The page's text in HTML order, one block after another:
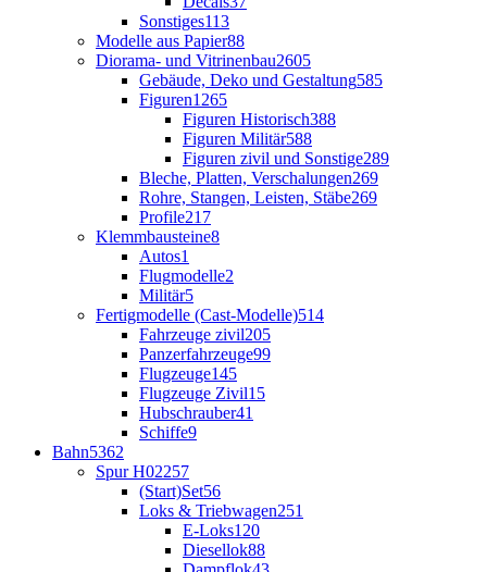
Sonstiges113
Modelle aus Papier88
Diorama- und Vitrinenbau2605
Gebäude, Deko und Gestaltung585
Figuren1265
Figuren Historisch388
Figuren Militär588
Figuren zivil und Sonstige289
Bleche, Platten, Verschalungen269
Rohre, Stangen, Leisten, Stäbe269
Profile217
Klemmbausteine8
Autos1
Flugmodelle2
Militär5
Fertigmodelle (Cast-Modelle)514
Fahrzeuge zivil205
Panzerfahrzeuge99
Flugzeuge145
Flugzeuge Zivil15
Hubschrauber41
Schiffe9
Bahn5362
Spur H02257
(Start)Set56
Loks & Triebwagen251
E-Loks120
Diesellok88